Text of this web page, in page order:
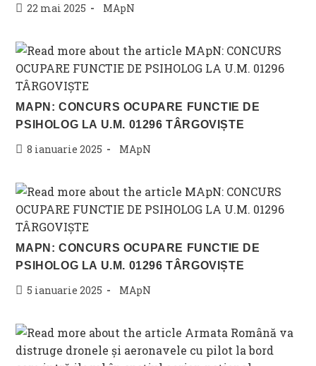
Post22 mai 2025
Post
MApN
MAPN: CONCURS OCUPARE FUNCTIE DE
PSIHOLOG LA U.M. 01296 TÂRGOVIȘTE
Post8 ianuarie 2025
Post
MApN
MAPN: CONCURS OCUPARE FUNCTIE DE
PSIHOLOG LA U.M. 01296 TÂRGOVIȘTE
Post5 ianuarie 2025
Post
MApN